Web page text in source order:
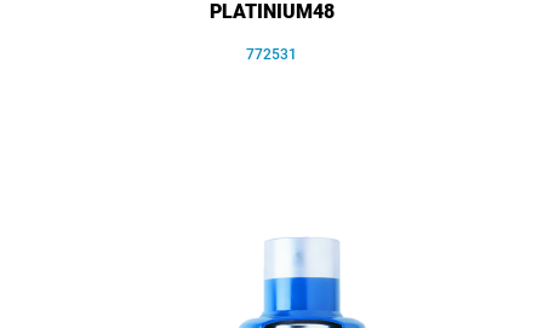
PLATINIUM48
772531